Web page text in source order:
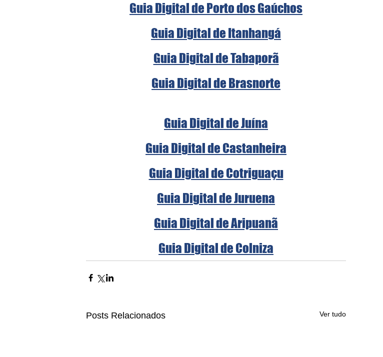
Guia Digital de Porto dos Gaúchos
Guia Digital de Itanhangá
Guia Digital de Tabaporã
Guia Digital de Brasnorte
Guia Digital de Juína
Guia Digital de Castanheira
Guia Digital de Cotriguaçu
Guia Digital de Juruena
Guia Digital de Aripuanã
Guia Digital de Colniza
Posts Relacionados Ver tudo